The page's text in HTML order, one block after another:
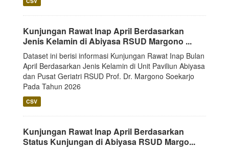
Kunjungan Rawat Inap April Berdasarkan
Jenis Kelamin di Abiyasa RSUD Margono ...
Dataset ini berisi informasi Kunjungan Rawat Inap Bulan
April Berdasarkan Jenis Kelamin di Unit Paviliun Abiyasa
dan Pusat Geriatri RSUD Prof. Dr. Margono Soekarjo
Pada Tahun 2026
CSV
Kunjungan Rawat Inap April Berdasarkan
Status Kunjungan di Abiyasa RSUD Margo...